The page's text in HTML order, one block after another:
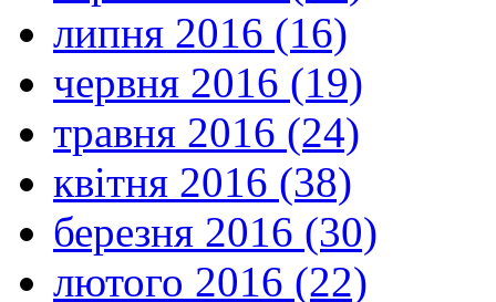
липня 2016 (16)
червня 2016 (19)
травня 2016 (24)
квітня 2016 (38)
березня 2016 (30)
лютого 2016 (22)